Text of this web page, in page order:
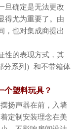
旦确定是无法更改
得尤为重要了。由
，也对集成商提出
性的表现方式，其
分系列）和不带箱体
个塑料玩具？
扬声器在前，入墙
定制安装理念在美